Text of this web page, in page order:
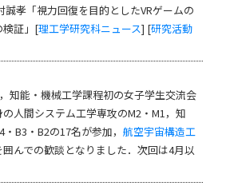
孝「視力回復を目的としたVRゲームの
検証」[理工学研究科ニュース] [研究活動
知能・機械工学課程初の女子学生交流会
人間システム工学専攻のM2・M1，知
B3・B2の17名が参加，航空宇宙構造工
囲んでの歓談となりました．次回は4月以